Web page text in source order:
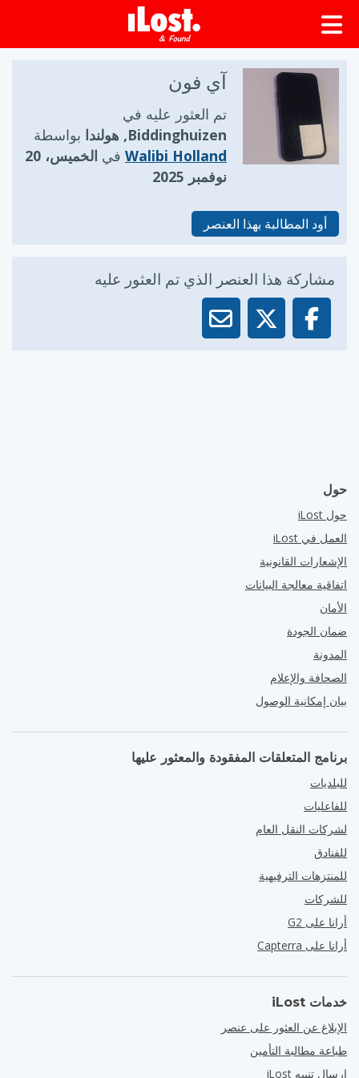
آي فون
تم العثور عليه في
Biddinghuizen, هولندا
بواسطة
Walibi Holland في
الخميس، 20
نوفمبر 2025
أود المطالبة بهذا العنصر
مشاركة هذا العنصر الذي تم العثور عليه
حول
حول iLost
العمل في iLost
الإشعارات القانونية
اتفاقية معالجة البيانات
الأمان
ضمان الجودة
المدونة
الصحافة والإعلام
بيان إمكانية الوصول
برنامج المتعلقات المفقودة والمعثور عليها
للبلديات
للفاعليات
لشركات النقل العام
للفنادق
للمنتزهات الترفيهية
للشركات
أرانا على G2
أرانا على Capterra
خدمات iLost
الإبلاغ عن العثور على عنصر
طباعة مطالبة التأمين
إرسال تنبيه iLost